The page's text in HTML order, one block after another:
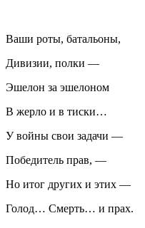
Ваши роты, батальоны,
Дивизии, полки —
Эшелон за эшелоном
В жерло и в тиски…
У войны свои задачи —
Победитель прав, —
Но итог других и этих —
Голод… Смерть… и прах.